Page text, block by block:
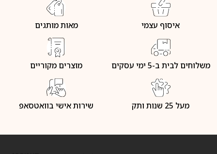
איסוף עצמי מאות מותגים
משלוחים לבית ב-5 ימי עסקים מוצרים מקוריים
מעל 25 שנות ותק שירות אישי בוואטסאפ